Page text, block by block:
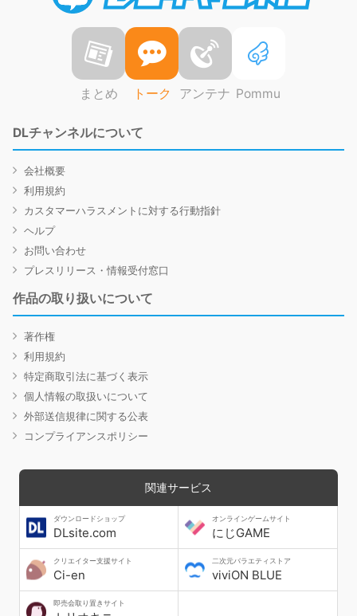
まとめ トーク アンテナ Pommu
DLチャンネルについて
会社概要
利用規約
カスタマーハラスメントに対する行動指針
ヘルプ
お問い合わせ
プレスリリース・情報受付窓口
作品の取り扱いについて
著作権
利用規約
特定商取引法に基づく表示
個人情報の取扱いについて
外部送信規律に関する公表
コンプライアンスポリシー
関連サービス
ダウンロードショップ
DLsite.com
オンラインゲームサイト
にじGAME
クリエイター支援サイト
Ci-en
二次元バラエティストア
viviON BLUE
即売会取り置きサイト